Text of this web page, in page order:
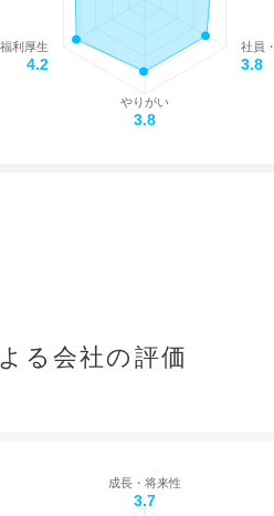
社員
3.8
やりがい
3.8
福利厚生
4.2
る会社の評価
成長・将来性
3.7